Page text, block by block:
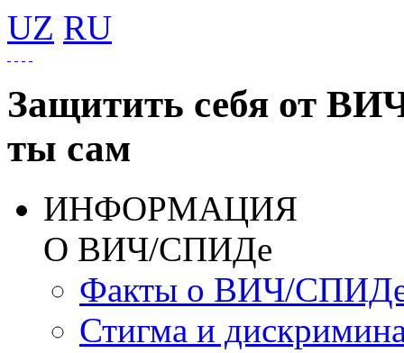
UZ RU
Защитить себя от
ты сам
ИНФОРМАЦИЯ
О ВИЧ/СПИДе
Факты о ВИЧ/
Стигма и